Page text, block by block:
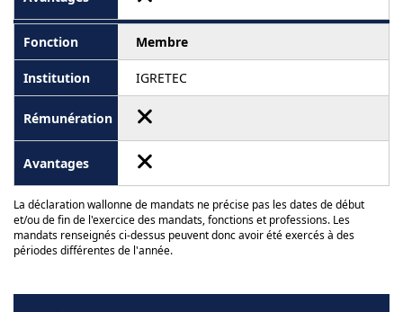
Membre
IGRETEC
La déclaration wallonne de mandats ne précise pas les dates de début
et/ou de fin de l'exercice des mandats, fonctions et professions. Les
mandats renseignés ci-dessus peuvent donc avoir été exercés à des
périodes différentes de l'année.